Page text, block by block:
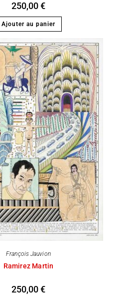
250,00€
Ajouter au panier
François Jauvion
Ramirez Martin
250,00€